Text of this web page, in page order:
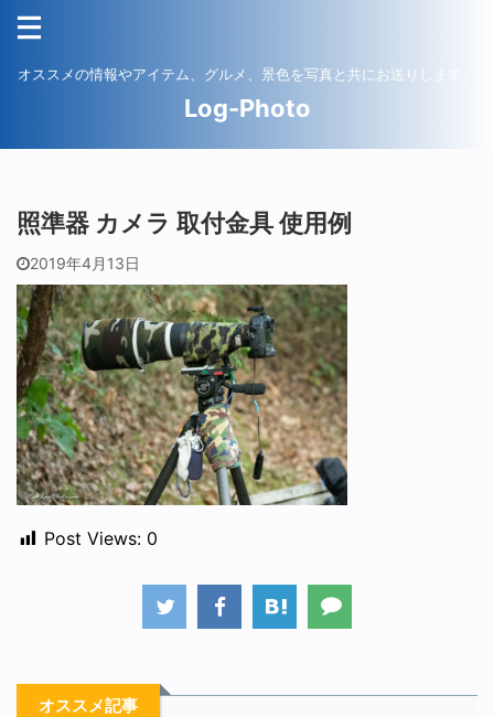
オススメの情報やアイテム、グルメ、景色を写真と共にお送りします。
Log-Photo
照準器 カメラ 取付金具 使用例
2019年4月13日
Post Views: 0
オススメ記事